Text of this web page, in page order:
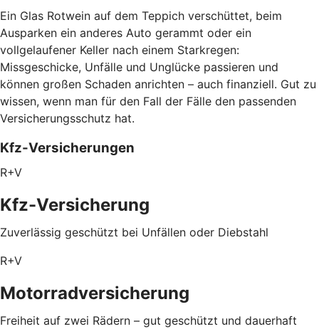
Ein Glas Rotwein auf dem Teppich verschüttet, beim
Ausparken ein anderes Auto gerammt oder ein
vollgelaufener Keller nach einem Starkregen:
Missgeschicke, Unfälle und Unglücke passieren und
können großen Schaden anrichten – auch finanziell. Gut zu
wissen, wenn man für den Fall der Fälle den passenden
Versicherungsschutz hat.
Kfz-Versicherungen
R+V
Kfz-Versicherung
Zuverlässig geschützt bei Unfällen oder Diebstahl
R+V
Motorradversicherung
Freiheit auf zwei Rädern – gut geschützt und dauerhaft